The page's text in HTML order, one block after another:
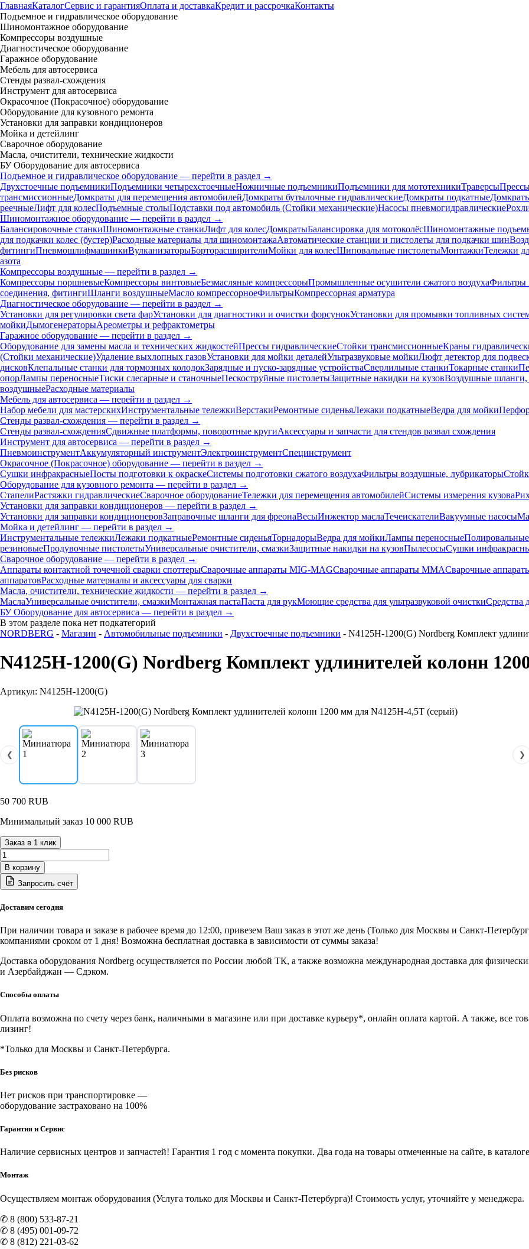
ГлавнаяКаталогСервис и гарантияОплата и доставкаКредит и рассрочкаКонтакты
Подъемное и гидравлическое оборудование
Шиномонтажное оборудование
Компрессоры воздушные
Диагностическое оборудование
Гаражное оборудование
Мебель для автосервиса
Стенды развал-схождения
Инструмент для автосервиса
Окрасочное (Покрасочное) оборудование
Оборудование для кузовного ремонта
Установки для заправки кондиционеров
Мойка и детейлинг
Сварочное оборудование
Масла, очистители, технические жидкости
БУ Оборудование для автосервиса
Подъемное и гидравлическое оборудование — перейти в раздел →
Двухстоечные подъемникиПодъемники четырехстоечныеНожничные подъемникиПодъемники для мототехникиТраверсы
трансмиссионныеДомкраты для перемещения автомобилейДомкраты бутылочные гидравлическиеДомкраты подкатные
реечныеЛифт для колесПодъемные столыПодставки под автомобиль (Стойки механические)Насосы пневмогидравлические
Шиномонтажное оборудование — перейти в раздел →
Балансировочные станкиШиномонтажные станкиЛифт для колесДомкратыБалансировка для мотоколёсШиномонтажные
для подкачки колес (бустер)Расходные материалы для шиномонтажаАвтоматические станции и пистолеты для подкачки шин
фитингиПневмошлифмашинкиВулканизаторыБорторасширителиМойки для колесШиповальные пистолетыМонтажкиТележки
азота
Компрессоры воздушные — перейти в раздел →
Компрессоры поршневыеКомпрессоры винтовыеБезмасляные компрессорыПромышленные осушители сжатого воздухаФильтры
соединения, фитингиШланги воздушныеМасло компрессорноеФильтрыКомпрессорная арматура
Диагностическое оборудование — перейти в раздел →
Установки для регулировки света фарУстановки для диагностики и очистки форсунокУстановки для промывки топливных
мойкиДымогенераторыАреометры и рефрактометры
Гаражное оборудование — перейти в раздел →
Оборудование для замены масла и технических жидкостейПрессы гидравлическиеСтойки трансмиссионныеКраны
(Стойки механические)Удаление выхлопных газовУстановки для мойки деталейУльтразвуковые мойкиЛюфт детектор для
дисковКлепальные станки для тормозных колодокЗарядные и пуско-зарядные устройстваСверлильные станкиТокарные станки
опорЛампы переносныеТиски слесарные и станочныеПескоструйные пистолетыЗащитные накидки на кузовВоздушные шланги,
воздушныеРасходные материалы
Мебель для автосервиса — перейти в раздел →
Набор мебели для мастерскихИнструментальные тележкиВерстакиРемонтные сиденьяЛежаки подкатныеВедра для мойки
Стенды развал-схождения — перейти в раздел →
Стенды развал-схожденияСдвижные платформы, поворотные кругиАксессуары и запчасти для стендов развал схождения
Инструмент для автосервиса — перейти в раздел →
ПневмоинструментАккумуляторный инструментЭлектроинструментСпецинструмент
Окрасочное (Покрасочное) оборудование — перейти в раздел →
Сушки инфракрасныеПосты подготовки к окраскеСистемы подготовки сжатого воздухаФильтры воздушные, лубрикаторы
Оборудование для кузовного ремонта — перейти в раздел →
СтапелиРастяжки гидравлическиеСварочное оборудованиеТележки для перемещения автомобилейСистемы измерения кузова
Установки для заправки кондиционеров — перейти в раздел →
Установки для заправки кондиционеровЗаправочные шланги для фреонаВесыИнжектор маслаТечеискателиВакуумные насосы
Мойка и детейлинг — перейти в раздел →
Инструментальные тележкиЛежаки подкатныеРемонтные сиденьяТорнадорыВедра для мойкиЛампы переносные
резиновыеПродувочные пистолетыУниверсальные очистители, смазкиЗащитные накидки на кузовПылесосыСушки
Сварочное оборудование — перейти в раздел →
Аппараты контактной точечной сварки cпоттерыСварочные аппараты MIG-MAGСварочные аппараты MMAСварочные
аппаратовРасходные материалы и аксессуары для сварки
Масла, очистители, технические жидкости — перейти в раздел →
МаслаУниверсальные очистители, смазкиМонтажная пастаПаста для рукМоющие средства для ультразвуковой очисткиСредства
БУ Оборудование для автосервиса — перейти в раздел →
В этом разделе пока нет подкатегорий
NORDBERG - Магазин - Автомобильные подъемники - Двухстоечные подъемники - N4125H-1200(G) Nordberg Комплект
N4125H-1200(G) Nordberg Комплект удлинителей колонн
Артикул: N4125H-1200(G)
❮ ❯
50 700 RUB
Минимальный заказ 10 000 RUB
Заказ в 1 клик
Количество
товара
N4125H-
1200(G)
Комплект
колонн
1200
для
N4125H-
(серый)
В корзину
Запросить счёт
Доставим сегодня
При наличии товара и заказе в рабочее время до 12:00, привезем Ваш заказ в этот же день (Только для Москвы и Санкт-
компаниями сроком от 1 дня! Возможна бесплатная доставка в зависимости от суммы заказа!
Доставка оборудования Nordberg осуществляется по России любой ТК, а также возможна международная доставка для
и Азербайджан — Сдэком.
Способы оплаты
Оплата возможна по счету через банк, наличными в магазине или при доставке курьеру*, онлайн оплата картой. А также, все
лизинг!
*Только для Москвы и Санкт-Петербурга.
Без рисков
Нет рисков при транспортировке —
оборудование застраховано на 100%
Гарантия и Сервис
Наличие сервисных центров и запчастей! Гарантия 1 год с момента покупки. Два года на товары отмеченные на сайте, в
Монтаж
Осуществляем монтаж оборудования (Услуга только для Москвы и Санкт-Петербурга)! Стоимость услуг, уточняйте у менеджера.
✆ 8 (800) 533-87-21
✆ 8 (495) 001-09-72
✆ 8 (812) 221-03-62